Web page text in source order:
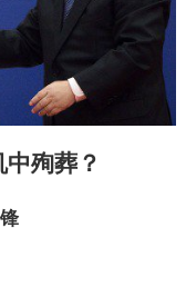
殉葬？